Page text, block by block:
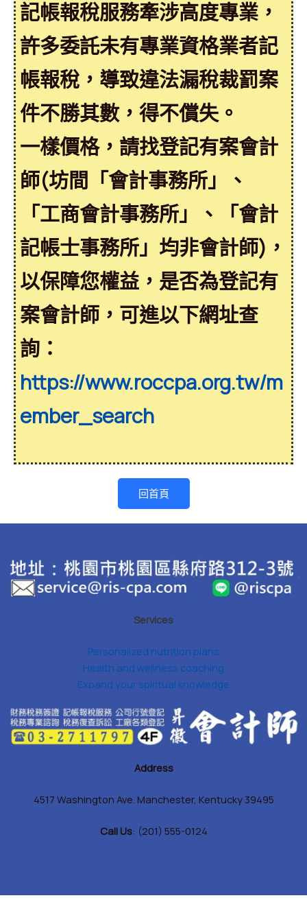
記帳報稅服務牽涉高度專業，
許多委託未有專業資格業者記
帳報稅，導致違法漏稅裁罰案
件不勝其數，得不償失。
一樣價格，請找登記有案會計
師(坊間「會計事務所」、
「工商會計事務所」、「會計
記帳士事務所」均非會計師)，
以保障您權益，是否為登記有
案會計師，可進以下網址查
詢：
https://www.roccpa.org.tw/m
ember_search
回首頁
Services
Personalized nutrition plans
Health and wellness coaching
Expand your spiritual knowledge
Address
4517 Washington Ave. Manchester, Kentucky 39495
Call Us: (201) 555-0124